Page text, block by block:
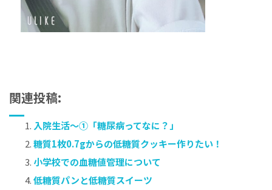
関連投稿:
入院生活～①「糖尿病ってなに？」
糖質1枚0.7gからの低糖質クッキー作りたい！
小学校での血糖値管理について
低糖質パンと低糖質スイーツ